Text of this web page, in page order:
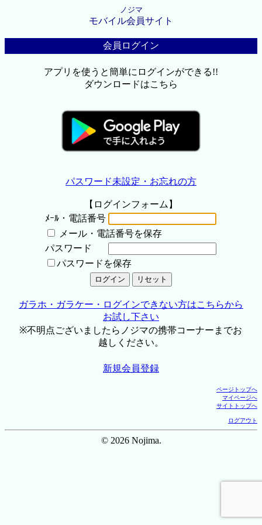
ノジマ
モバイル会員サイト
会員ログイン
アプリを使うと簡単にログインができる!!
ダウンロードはこちら
パスワード未設定・お忘れの方
【ログインフォーム】
ﾒｰﾙ・電話番号
メール・電話番号を保存
パスワード
パスワードを保存
ガラホ・ガラケー・ログインできない方はこちらから
お試し下さい
※不明点ございましたらノジマの携帯コーナーまでお
越しください。
新規会員登録
ページトップへ
マイページへ
サイトトップへ
ログアウト
© 2026 Nojima.